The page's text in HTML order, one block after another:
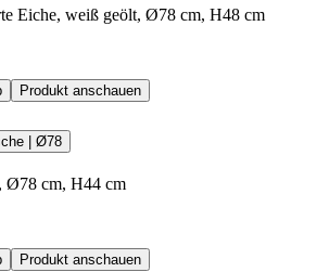
Eiche, weiß geölt, Ø78 cm, H48 cm
Produkt anschauen
| Ø78
Ø78 cm, H44 cm
Produkt anschauen